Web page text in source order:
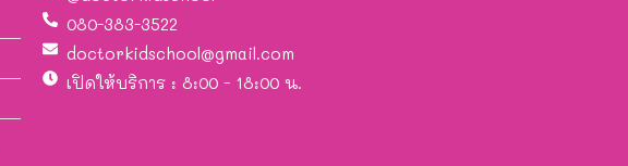
080-383-3522
doctorkidschool@gmail.com
เปิดให้บริการ : 8:00 - 18:00 น.